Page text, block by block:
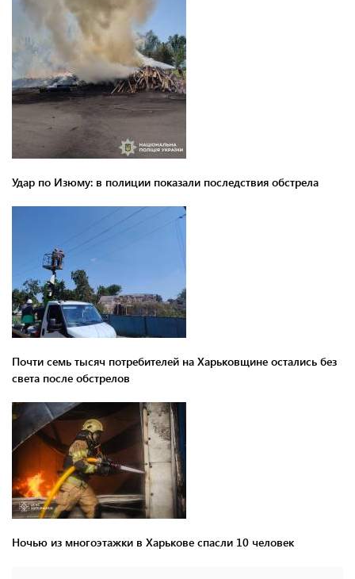
Удар по Изюму: в полиции показали последствия обстрела
Почти семь тысяч потребителей на Харьковщине остались без
света после обстрелов
Ночью из многоэтажки в Харькове спасли 10 человек